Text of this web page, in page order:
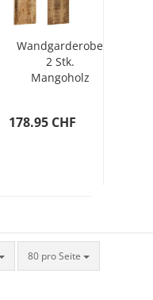
Wandgarderobe
2 Stk.
Mangoholz
178.95 CHF
80 pro Seite
pro Seite